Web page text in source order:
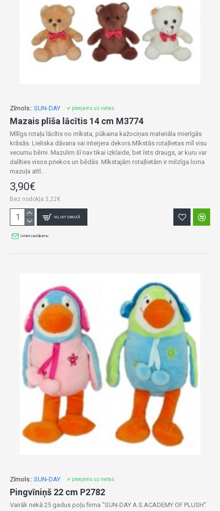
Zīmols:: SUN-DAY ✔ pieejams uz vietas
Mazais plīša lācītis 14 cm M3774
Mīlīgs rotaļu lācītis no mīksta, pūkaina kažociņas materiāla mierīgās
krāsās. Lieliska dāvana vai interjera dekors.Mīkstās rotaļlietas mīl visu
vecumu bērni. Mazulim šī nav tikai izklaide, bet īsts draugs, ar kuru var
dalīties visos priekos un bēdās. Mīkstajām rotaļlietām ir milzīga loma
mazuļa attī..
3,90€
Bez nodokļa:3,22€
IELIKT GROZĀ
Uzdot jautājumu
Zīmols:: SUN-DAY ✔ pieejams uz vietas
Pingvīniņš 22 cm P2782
Vairāk nekā 25 gadus poļu firma "SUN-DAY A.S.ACADEMY OF PLUSH"